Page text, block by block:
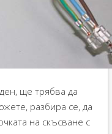
ще трябва да
разбира се, да
на скъсване с